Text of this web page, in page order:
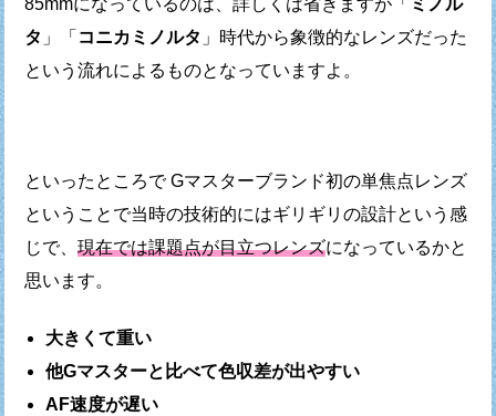
85mmになっているのは、 詳しくは省きますが「 ミノル
タ 」「 コニカミノルタ 」時代から象徴的なレンズだった
という流れによるものとなっていますよ。
といったところで Gマスターブランド初の単焦点レンズ
ということで当時の技術的にはギリギリの設計という感
じで、 現在では課題点が目立つレンズになっているかと
思います。
大きくて重い
他Gマスターと比べて色収差が出やすい
AF速度が遅い